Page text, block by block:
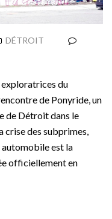
DÉTROIT
exploratrices du
de Ponyride, un
de Détroit dans le
crise des subprimes,
automobile est la
officiellement en